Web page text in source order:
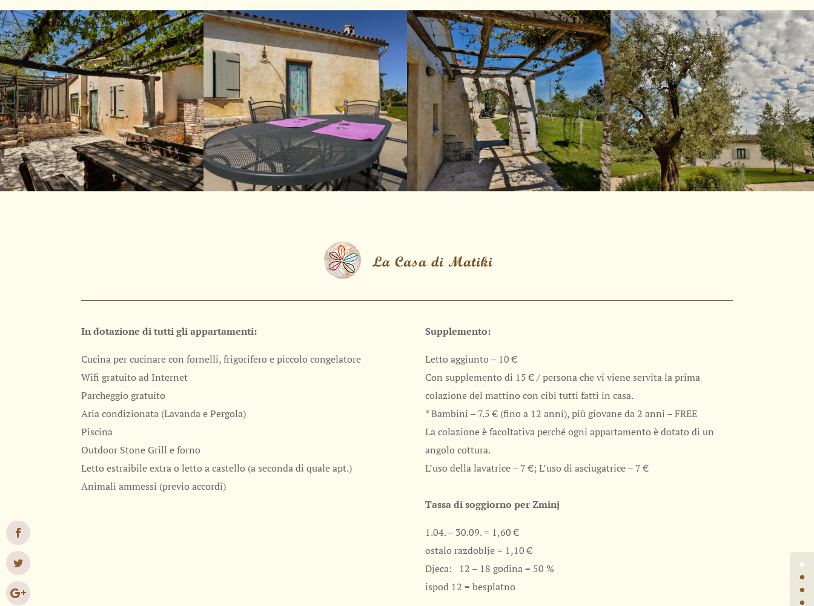
In dotazione di tutti gli appartamenti:
Cucina per cucinare con fornelli, frigorifero e piccolo congelatore
Wifi gratuito ad Internet
Parcheggio gratuito
Aria condizionata (Lavanda e Pergola)
Piscina
Outdoor Stone Grill e forno
Letto estraibile extra o letto a castello (a seconda di quale apt.)
Animali ammessi (previo accordi)
Supplemento:
Letto aggiunto – 10 €
Con supplemento di 15 € / persona che vi viene servita la prima
colazione del mattino con cibi tutti fatti in casa.
* Bambini – 7.5 € (fino a 12 anni), più giovane da 2 anni – FREE
La colazione è facoltativa perché ogni appartamento è dotato di un
angolo cottura.
L’uso della lavatrice – 7 €; L’uso di asciugatrice – 7 €
Tassa di soggiorno per Zminj
1.04. – 30.09. = 1,60 €
ostalo razdoblje = 1,10 €
Djeca: 12 – 18 godina = 50 %
ispod 12 = besplatno